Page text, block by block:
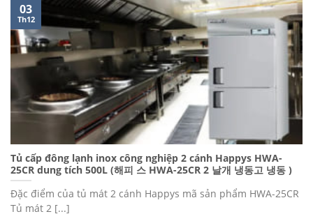
Tủ cấp đông lạnh inox công nghiệp 2 cánh Happys HWA-
25CR dung tích 500L (해피 스 HWA-25CR 2 날개 냉동고 냉동 )
Đặc điểm của tủ mát 2 cánh Happys mã sản phẩm HWA-25CR
Tủ mát 2 [...]
03
Th12